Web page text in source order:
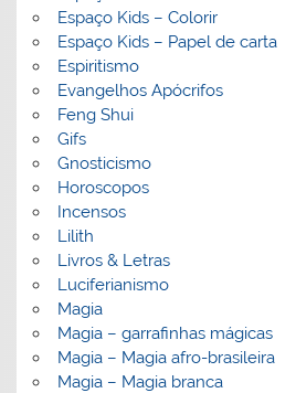
Espaço Kids – Colorir
Espaço Kids – Papel de carta
Espiritismo
Evangelhos Apócrifos
Feng Shui
Gifs
Gnosticismo
Horoscopos
Incensos
Lilith
Livros & Letras
Luciferianismo
Magia
Magia – garrafinhas mágicas
Magia – Magia afro-brasileira
Magia – Magia branca